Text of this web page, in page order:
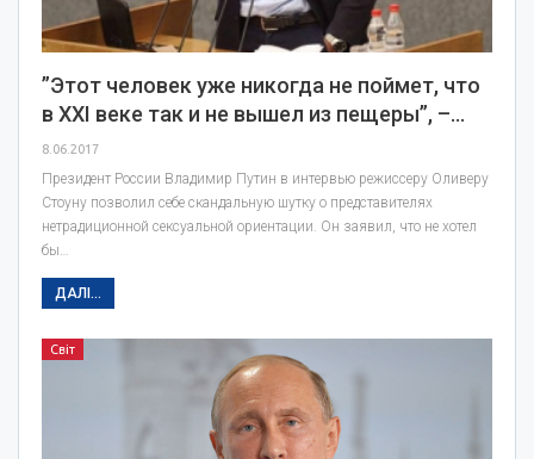
​”Этот человек уже никогда не поймет, что
в XXI веке так и не вышел из пещеры”, –…
8.06.2017
Президент России Владимир Путин в интервью режиссеру Оливеру
Стоуну позволил себе скандальную шутку о представителях
нетрадиционной сексуальной ориентации. Он заявил, что не хотел
бы…
ДАЛІ...
Світ